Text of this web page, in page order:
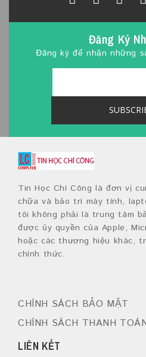
Đăng Ký
Đăng ký để nhận những
Tin Học Chí Công là đơn vị
chữa và bảo trì máy tính,
tôi không phải là trung tâm
được ủy quyền của Apple,
hoặc các thương hiệu khác,
chính thức.
CHÍNH SÁCH BẢO MẬT
CHÍNH SÁCH THANH
LIÊN KẾT